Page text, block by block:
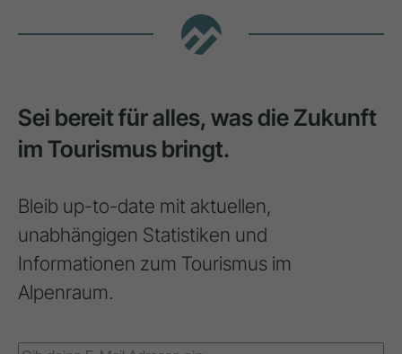
Sei bereit für alles, was die Zukunft
im Tourismus bringt.
Bleib up-to-date mit aktuellen,
unabhängigen Statistiken und
Informationen zum Tourismus im
Alpenraum.